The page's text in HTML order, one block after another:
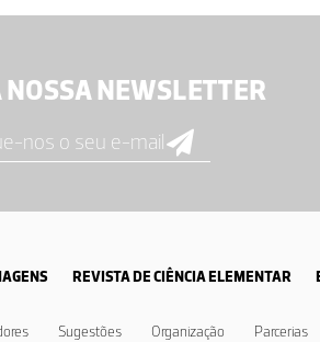
NOSSA NEWSLETTER
REVISTA DE CIÊNCIA ELEMENTAR
Sugestões Organização Parcerias